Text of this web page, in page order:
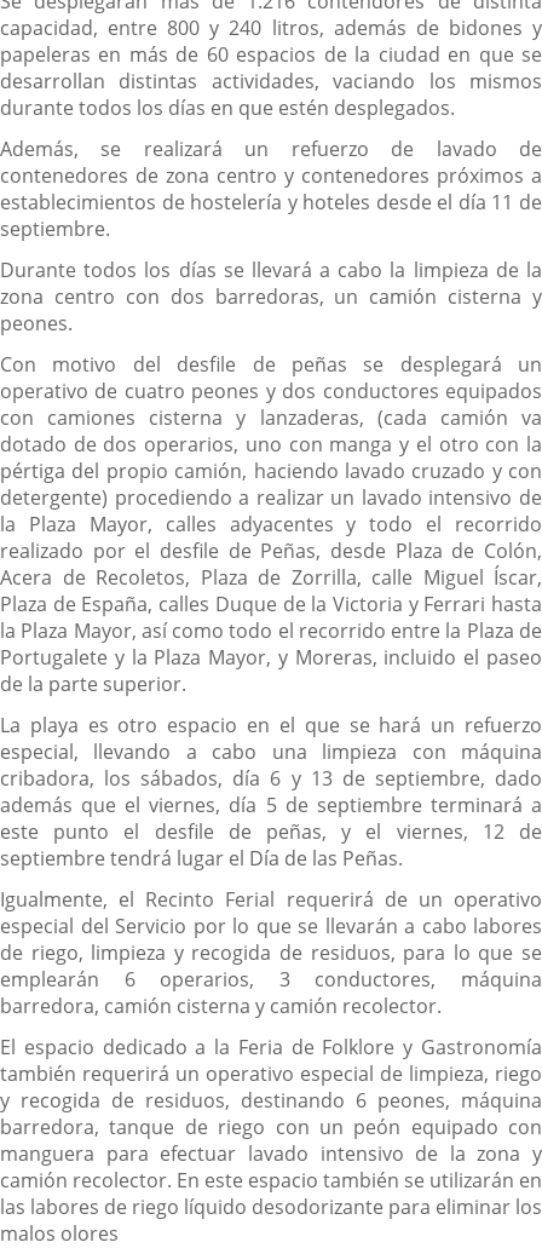
capacidad, entre 800 y 240 litros, además de bidones y
papeleras en más de 60 espacios de la ciudad en que se
desarrollan distintas actividades, vaciando los mismos
durante todos los días en que estén desplegados.
Además, se realizará un refuerzo de lavado de
contenedores de zona centro y contenedores próximos a
establecimientos de hostelería y hoteles desde el día 11 de
septiembre.
Durante todos los días se llevará a cabo la limpieza de la
zona centro con dos barredoras, un camión cisterna y
peones.
Con motivo del desfile de peñas se desplegará un
operativo de cuatro peones y dos conductores equipados
con camiones cisterna y lanzaderas, (cada camión va
dotado de dos operarios, uno con manga y el otro con la
pértiga del propio camión, haciendo lavado cruzado y con
detergente) procediendo a realizar un lavado intensivo de
la Plaza Mayor, calles adyacentes y todo el recorrido
realizado por el desfile de Peñas, desde Plaza de Colón,
Acera de Recoletos, Plaza de Zorrilla, calle Miguel Íscar,
Plaza de España, calles Duque de la Victoria y Ferrari hasta
la Plaza Mayor, así como todo el recorrido entre la Plaza de
Portugalete y la Plaza Mayor, y Moreras, incluido el paseo
de la parte superior.
La playa es otro espacio en el que se hará un refuerzo
especial, llevando a cabo una limpieza con máquina
cribadora, los sábados, día 6 y 13 de septiembre, dado
además que el viernes, día 5 de septiembre terminará a
este punto el desfile de peñas, y el viernes, 12 de
septiembre tendrá lugar el Día de las Peñas.
Igualmente, el Recinto Ferial requerirá de un operativo
especial del Servicio por lo que se llevarán a cabo labores
de riego, limpieza y recogida de residuos, para lo que se
emplearán 6 operarios, 3 conductores, máquina
barredora, camión cisterna y camión recolector.
El espacio dedicado a la Feria de Folklore y Gastronomía
también requerirá un operativo especial de limpieza, riego
y recogida de residuos, destinando 6 peones, máquina
barredora, tanque de riego con un peón equipado con
manguera para efectuar lavado intensivo de la zona y
camión recolector. En este espacio también se utilizarán en
las labores de riego líquido desodorizante para eliminar los
malos olores